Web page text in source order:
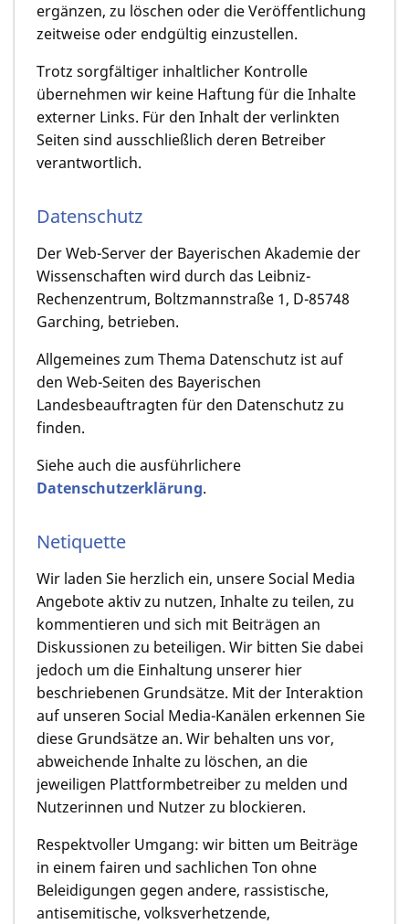
ergänzen, zu löschen oder die Veröffentlichung
zeitweise oder endgültig einzustellen.
Trotz sorgfältiger inhaltlicher Kontrolle
übernehmen wir keine Haftung für die Inhalte
externer Links. Für den Inhalt der verlinkten
Seiten sind ausschließlich deren Betreiber
verantwortlich.
Datenschutz
Der Web-Server der Bayerischen Akademie der
Wissenschaften wird durch das Leibniz-
Rechenzentrum, Boltzmannstraße 1, D-85748
Garching, betrieben.
Allgemeines zum Thema Datenschutz ist auf
den Web-Seiten des Bayerischen
Landesbeauftragten für den Datenschutz zu
finden.
Siehe auch die ausführlichere
Datenschutzerklärung.
Netiquette
Wir laden Sie herzlich ein, unsere Social Media
Angebote aktiv zu nutzen, Inhalte zu teilen, zu
kommentieren und sich mit Beiträgen an
Diskussionen zu beteiligen. Wir bitten Sie dabei
jedoch um die Einhaltung unserer hier
beschriebenen Grundsätze. Mit der Interaktion
auf unseren Social Media-Kanälen erkennen Sie
diese Grundsätze an. Wir behalten uns vor,
abweichende Inhalte zu löschen, an die
jeweiligen Plattformbetreiber zu melden und
Nutzerinnen und Nutzer zu blockieren.
Respektvoller Umgang: wir bitten um Beiträge
in einem fairen und sachlichen Ton ohne
Beleidigungen gegen andere, rassistische,
antisemitische, volksverhetzende,